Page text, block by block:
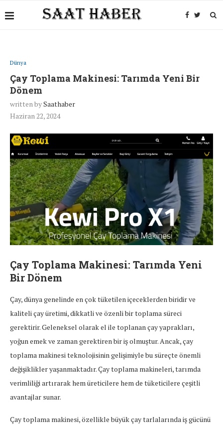
Dünya
Çay Toplama Makinesi: Tarımda Yeni Bir
Dönem
written bySaathaber
Haziran 22, 2024
Çay Toplama Makinesi: Tarımda Yeni
Bir Dönem
Çay, dünya genelinde en çok tüketilen içeceklerden biridir ve
kaliteli çay üretimi, dikkatli ve özenli bir toplama süreci
gerektirir. Geleneksel olarak el ile toplanan çay yaprakları,
yoğun emek ve zaman gerektiren bir iş olmuştur. Ancak, çay
toplama makinesi teknolojisinin gelişimiyle bu süreçte önemli
değişiklikler yaşanmaktadır. Çay toplama makineleri, tarımda
verimliliği artırarak hem üreticilere hem de tüketicilere çeşitli
avantajlar sunar.
Çay toplama makinesi, özellikle büyük çay tarlalarında iş gücünü